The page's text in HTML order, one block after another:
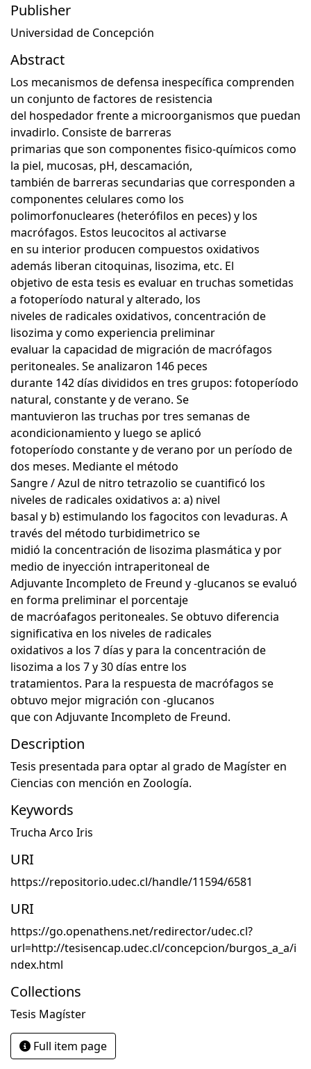
Publisher
Universidad de Concepción
Abstract
Los mecanismos de defensa inespecífica comprenden
un conjunto de factores de resistencia
del hospedador frente a microorganismos que puedan
invadirlo. Consiste de barreras
primarias que son componentes fisico-químicos como
la piel, mucosas, pH, descamación,
también de barreras secundarias que corresponden a
componentes celulares como los
polimorfonucleares (heterófilos en peces) y los
macrófagos. Estos leucocitos al activarse
en su interior producen compuestos oxidativos
además liberan citoquinas, lisozima, etc. El
objetivo de esta tesis es evaluar en truchas sometidas
a fotoperíodo natural y alterado, los
niveles de radicales oxidativos, concentración de
lisozima y como experiencia preliminar
evaluar la capacidad de migración de macrófagos
peritoneales. Se analizaron 146 peces
durante 142 días divididos en tres grupos: fotoperíodo
natural, constante y de verano. Se
mantuvieron las truchas por tres semanas de
acondicionamiento y luego se aplicó
fotoperíodo constante y de verano por un período de
dos meses. Mediante el método
Sangre / Azul de nitro tetrazolio se cuantificó los
niveles de radicales oxidativos a: a) nivel
basal y b) estimulando los fagocitos con levaduras. A
través del método turbidimetrico se
midió la concentración de lisozima plasmática y por
medio de inyección intraperitoneal de
Adjuvante Incompleto de Freund y -glucanos se evaluó
en forma preliminar el porcentaje
de macróafagos peritoneales. Se obtuvo diferencia
significativa en los niveles de radicales
oxidativos a los 7 días y para la concentración de
lisozima a los 7 y 30 días entre los
tratamientos. Para la respuesta de macrófagos se
obtuvo mejor migración con -glucanos
que con Adjuvante Incompleto de Freund.
Description
Tesis presentada para optar al grado de Magíster en
Ciencias con mención en Zoología.
Keywords
Trucha Arco Iris
URI
https://repositorio.udec.cl/handle/11594/6581
URI
https://go.openathens.net/redirector/udec.cl?
url=http://tesisencap.udec.cl/concepcion/burgos_a_a/i
ndex.html
Collections
Tesis Magíster
Full item page